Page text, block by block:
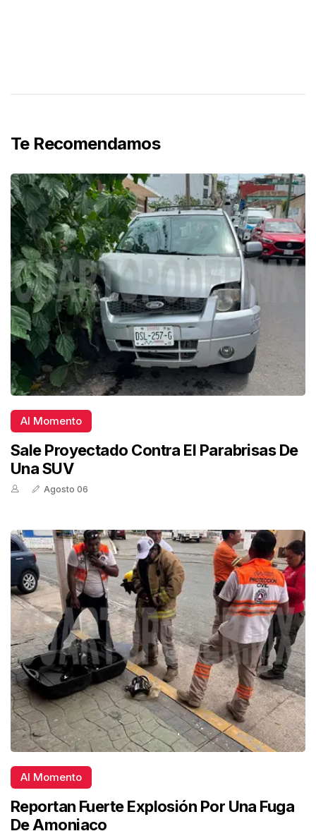
Te Recomendamos
Al Momento
Sale Proyectado Contra El Parabrisas De
Una SUV
Agosto 06
Al Momento
Reportan Fuerte Explosión Por Una Fuga
De Amoniaco